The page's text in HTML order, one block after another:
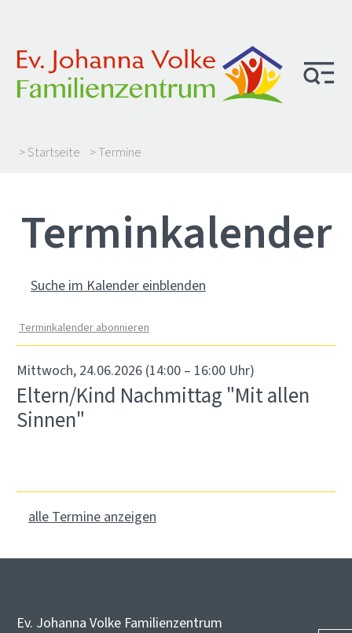
> Startseite > Termine
Termin­kalender
Suche im Kalender einblenden
Terminkalender abonnieren
Mittwoch, 24.06.2026 (14:00 – 16:00 Uhr)
Eltern/Kind Nachmittag "Mit allen
Sinnen"
alle Termine anzeigen
Ev. Johanna Volke Familienzentrum